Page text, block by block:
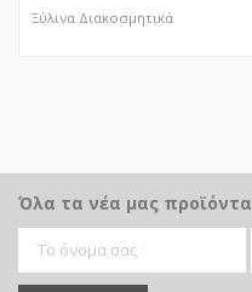
Ξύλινα Διακοσμητικά
Όλα τα νέα μας προϊόντα